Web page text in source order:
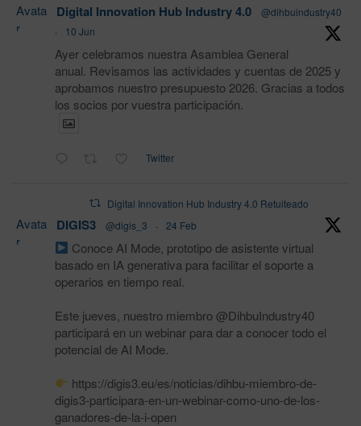
Avata
r
Digital Innovation Hub Industry 4.0
@dihbuindustry40
·
10 Jun
Ayer celebramos nuestra Asamblea General
anual. Revisamos las actividades y cuentas de 2025 y
aprobamos nuestro presupuesto 2026. Gracias a todos
los socios por vuestra participación.
Twitter
Digital Innovation Hub Industry 4.0 Retuiteado
Avata
r
DIGIS3 @digis_3 · 24 Feb
Conoce AI Mode, prototipo de asistente virtual
basado en IA generativa para facilitar el soporte a
operarios en tiempo real.
Este jueves, nuestro miembro @DihbuIndustry40
participará en un webinar para dar a conocer todo el
potencial de AI Mode.
https://digis3.eu/es/noticias/dihbu-miembro-de-
digis3-participara-en-un-webinar-como-uno-de-los-
ganadores-de-la-i-open